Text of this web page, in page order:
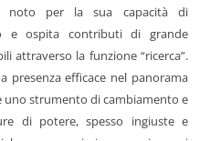
noto per la sua capacità di
e ospita contributi di grande
attraverso la funzione “ricerca”.
presenza efficace nel panorama
strumento di cambiamento e
di potere, spesso ingiuste e